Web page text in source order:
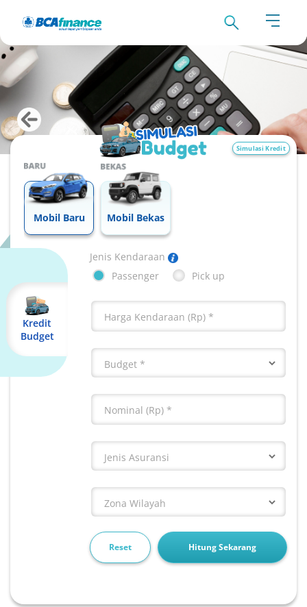
Simulasi Kredit
Mobil Baru Mobil Bekas
Jenis Kendaraan
Passenger
Pick up
Harga Kendaraan (Rp)
Budget
Nominal (Rp)
Jenis Asuransi
Zona Wilayah
Reset Hitung Sekarang
Kredit
Budget